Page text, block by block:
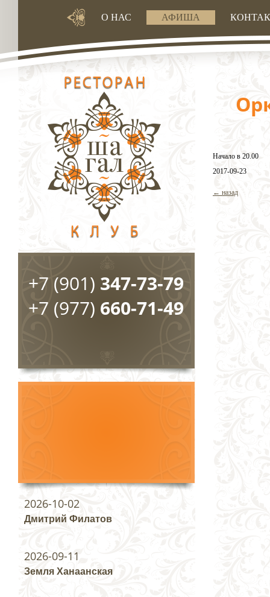
О НАС АФИША
Начало в 20.00
2017-09-23
← назад
+7 (901) 347-73-79
+7 (977) 660-71-49
2026-10-02
Дмитрий Филатов
2026-09-11
Земля Ханаанская